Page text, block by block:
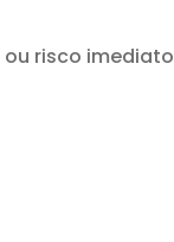
ou risco